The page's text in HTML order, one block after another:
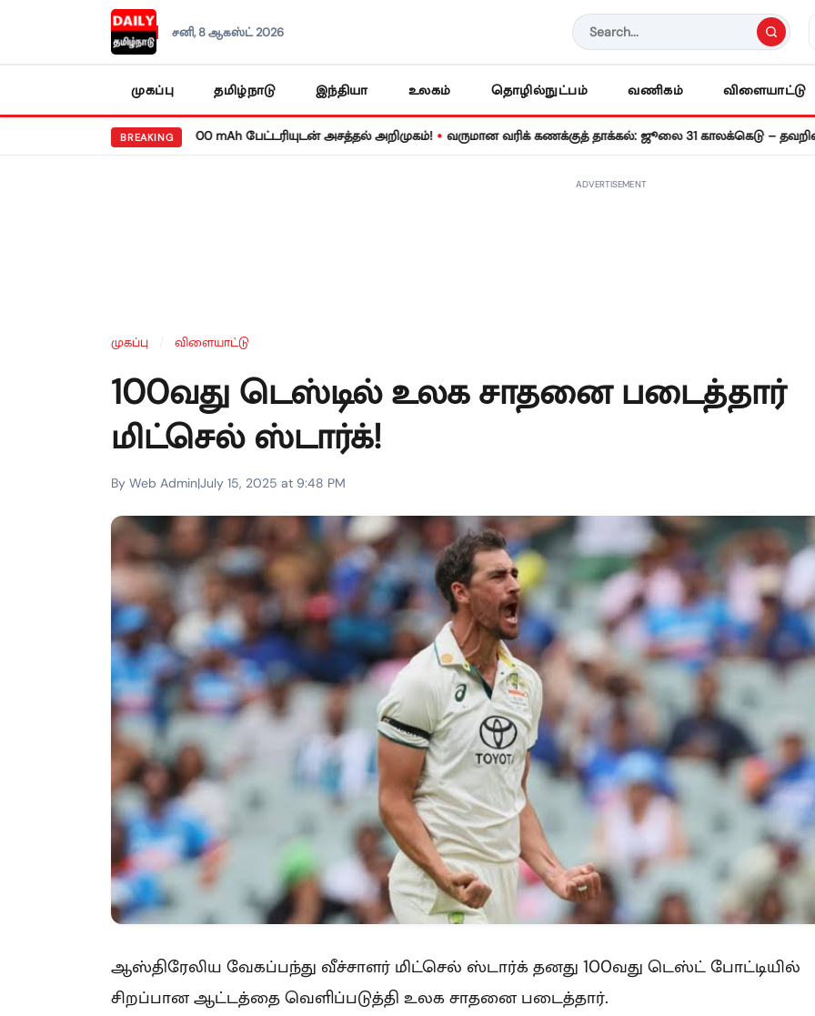
சனி, 8 ஆகஸ்ட் 2026
முகப்பு தமிழ்நாடு இந்தியா உலகம் தொழில்நுட்பம் வணிகம் விளையாட்டு
BREAKING
நோட் 17 5ஜி: 8,000 mAh பேட்டரியுடன் அசத்தல் அறிமுகம்! • வருமான வரிக் கணக்குத் தாக்கல்: ஜூலை 31 காலக்கெடு – தவறினால்
ADVERTISEMENT
முகப்பு விளையாட்டு
100வது டெஸ்டில் உலக சாதனை படைத்தார்
மிட்செல் ஸ்டார்க்!
By Web Admin|July 15, 2025 at 9:48 PM
ஆஸ்திரேலிய வேகப்பந்து வீச்சாளர் மிட்செல் ஸ்டார்க் தனது 100வது டெஸ்ட் போட்டியில்
சிறப்பான ஆட்டத்தை வெளிப்படுத்தி உலக சாதனை படைத்தார்.